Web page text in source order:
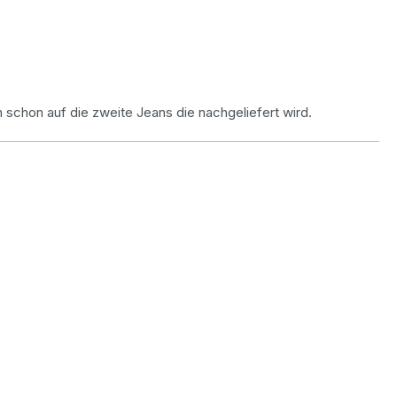
auf die zweite Jeans die nachgeliefert wird.